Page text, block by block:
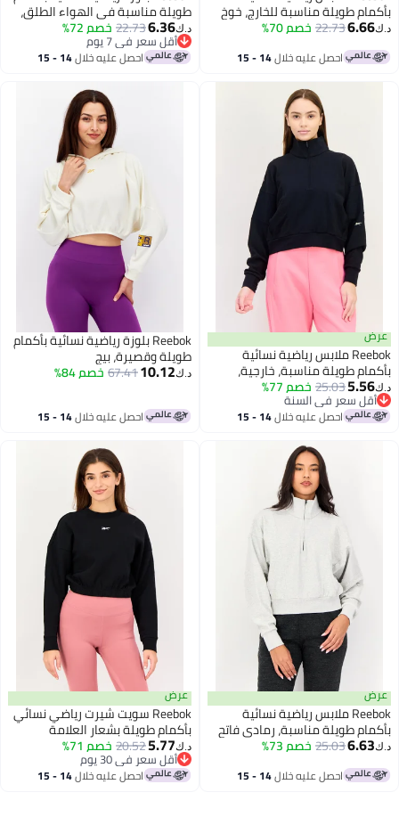
بأكمام طويلة مناسبة للخارج، خوخ
د.ك‏6.66
22.73خصم 70%
احصل عليه خلال 14 - 15
طويلة مناسبة في الهواء الطلق،
رمادي
د.ك‏6.36
22.73خصم 72%
أقل سعر في 7 يوم
أقل سعر في 7 يوماحصل عليه خلال 14 - 15
عرض
Reebok ملابس رياضية نسائية
بأكمام طويلة مناسبة، خارجية،
سويت شيرت قصير، أسود
د.ك‏5.56
25.03خصم 77%
أقل سعر في السنة
أقل سعر في السنة
احصل عليه خلال 14 - 15
Reebok بلوزة رياضية نسائية بأكمام
طويلة وقصيرة، بيج
د.ك‏10.12
67.41خصم 84%
احصل عليه خلال 14 - 15
عرض
Reebok ملابس رياضية نسائية
بأكمام طويلة مناسبة، رمادي فاتح
د.ك‏6.63
25.03خصم 73%
احصل عليه خلال 14 - 15
عرض
Reebok سويت شيرت رياضي نسائي
بأكمام طويلة بشعار العلامة
التجارية، أسود
د.ك‏5.77
20.52خصم 71%
أقل سعر في 30 يوم
أقل سعر في 30 يوماحصل عليه خلال 14 - 15